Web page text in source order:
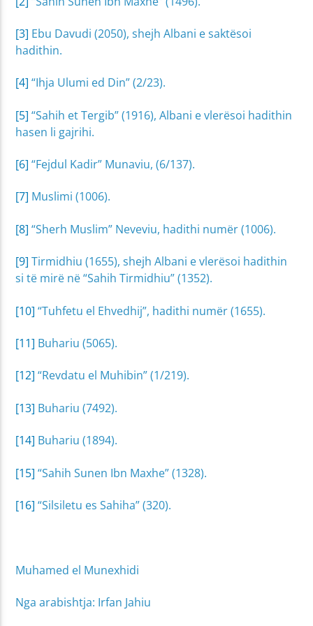
[3] Ebu Davudi (2050), shejh Albani e saktësoi
hadithin.
[4] “Ihja Ulumi ed Din” (2/23).
[5] “Sahih et Tergib” (1916), Albani e vlerësoi hadithin
hasen li gajrihi.
[6] “Fejdul Kadir” Munaviu, (6/137).
[7] Muslimi (1006).
[8] “Sherh Muslim” Neveviu, hadithi numër (1006).
[9] Tirmidhiu (1655), shejh Albani e vlerësoi hadithin
si të mirë në “Sahih Tirmidhiu” (1352).
[10] “Tuhfetu el Ehvedhij”, hadithi numër (1655).
[11] Buhariu (5065).
[12] “Revdatu el Muhibin” (1/219).
[13] Buhariu (7492).
[14] Buhariu (1894).
[15] “Sahih Sunen Ibn Maxhe” (1328).
[16] “Silsiletu es Sahiha” (320).
Muhamed el Munexhidi
Nga arabishtja: Irfan Jahiu